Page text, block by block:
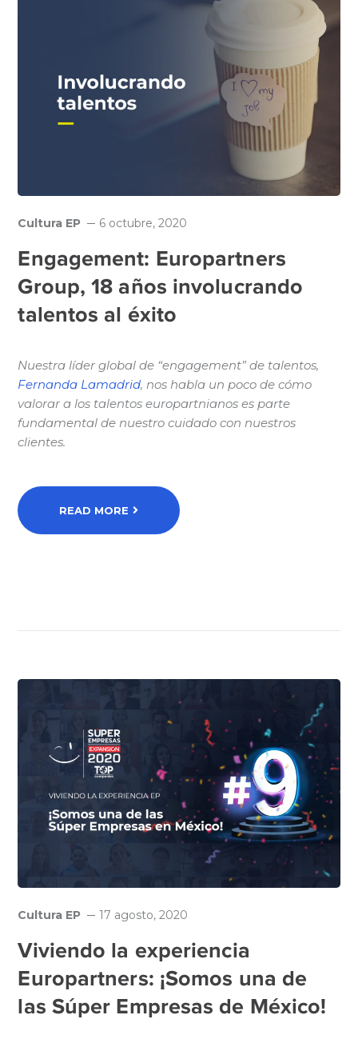
Cultura EP 6 octubre, 2020
Engagement: Europartners
Group, 18 años involucrando
talentos al éxito
Nuestra líder global de “engagement” de talentos,
Fernanda Lamadrid, nos habla un poco de cómo
valorar a los talentos europartnianos es parte
fundamental de nuestro cuidado con nuestros
clientes.
READ MORE
Cultura EP 17 agosto, 2020
Viviendo la experiencia
Europartners: ¡Somos una de
las Súper Empresas de México!